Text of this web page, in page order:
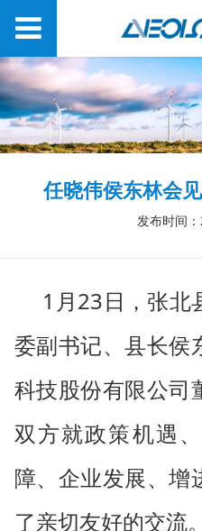
任晓伟侯东林会
发布时间
1 月 23 日，张北
委副书记、县长侯
科技股份有限公司
双方就政策机遇
障、企业发展、增
了亲切友好的交流。